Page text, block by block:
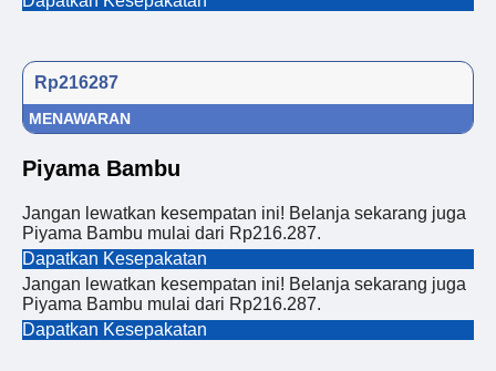
Rp216287
MENAWARAN
Piyama Bambu
Jangan lewatkan kesempatan ini! Belanja sekarang juga
Piyama Bambu mulai dari Rp216.287.
Dapatkan Kesepakatan
Jangan lewatkan kesempatan ini! Belanja sekarang juga
Piyama Bambu mulai dari Rp216.287.
Dapatkan Kesepakatan